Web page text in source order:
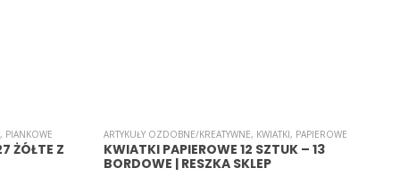
, PIANKOWE
ŻÓŁTE Z
ARTYKUŁY OZDOBNE/KREATYWNE, KWIATKI, PAPIEROWE
KWIATKI PAPIEROWE 12 SZTUK – 13
BORDOWE | RESZKA SKLEP